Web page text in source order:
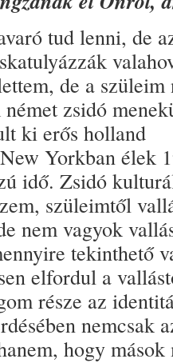
tud lenni, de
de a szüleim
zsidó
ki erős holland
Yorkban élek
idő. Zsidó
szüleimtől
nem vagyok
tekinthető
elfordul a
része az
nemcsak
hogy